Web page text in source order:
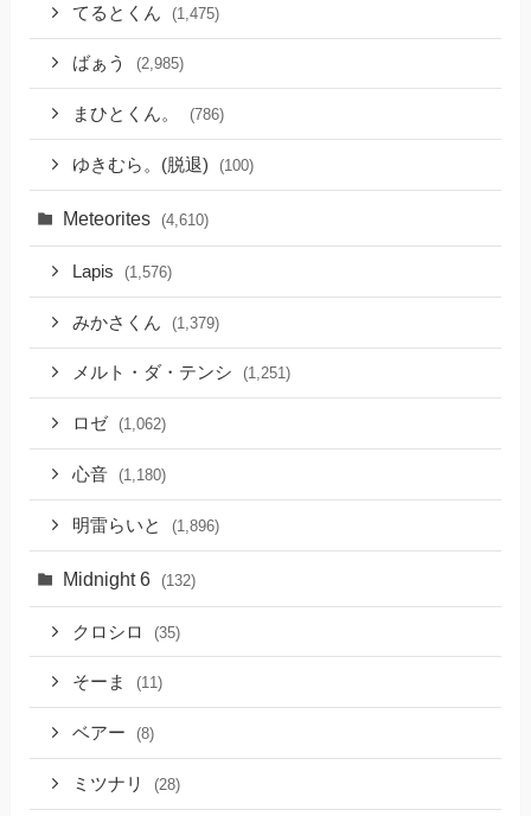
てるとくん (1,475)
ばぁう (2,985)
まひとくん。 (786)
ゆきむら。(脱退) (100)
Meteorites (4,610)
Lapis (1,576)
みかさくん (1,379)
メルト・ダ・テンシ (1,251)
ロゼ (1,062)
心音 (1,180)
明雷らいと (1,896)
Midnight 6 (132)
クロシロ (35)
そーま (11)
ベアー (8)
ミツナリ (28)